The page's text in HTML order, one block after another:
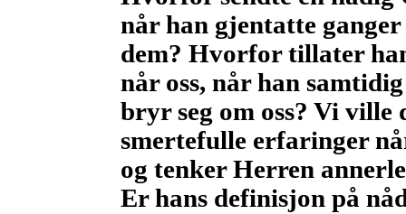
når han gjentatte
dem? Hvorfor tillater
når oss, når han
bryr seg om oss? Vi
smertefulle erfaringer
og tenker Herren
Er hans definisjon på